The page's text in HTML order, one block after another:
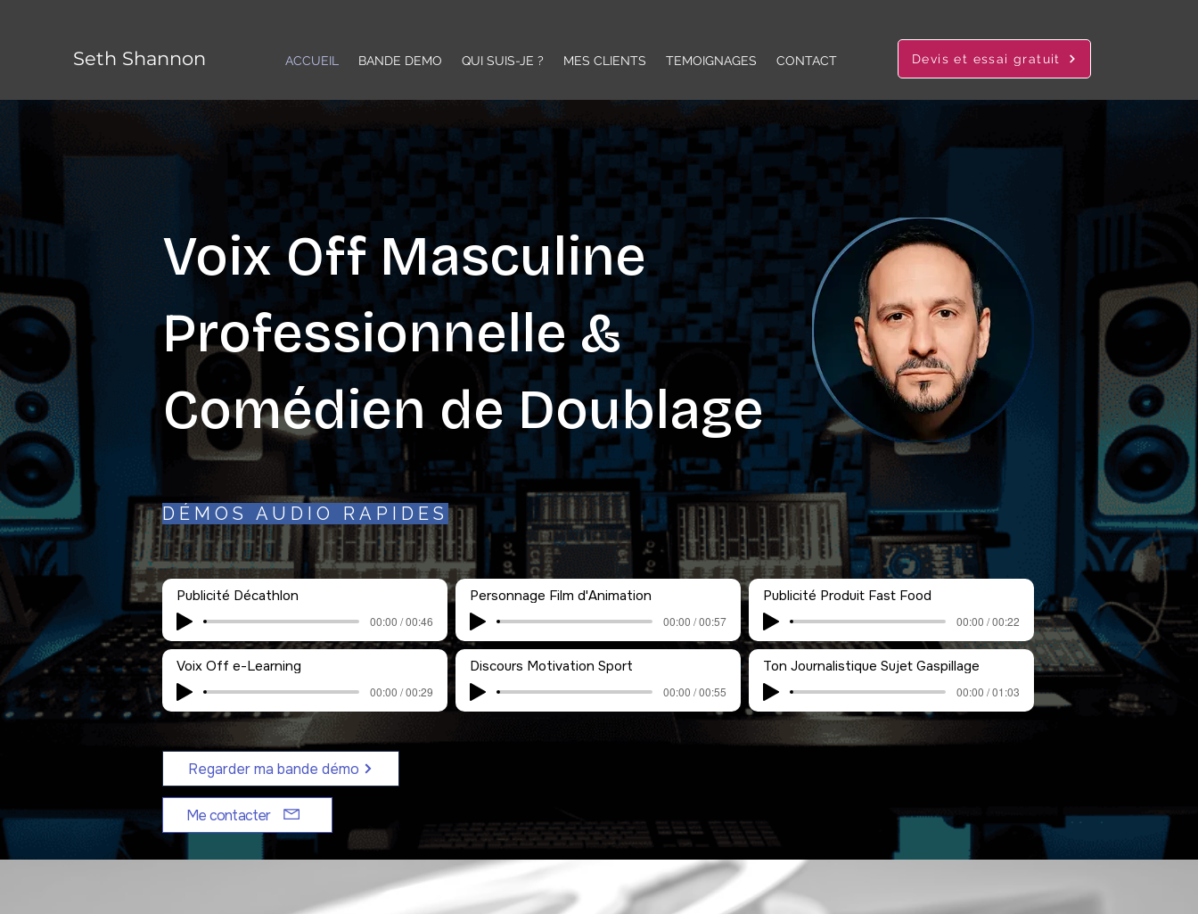
Seth Shannon ACCUEIL BANDE DEMO QUI SUIS-JE ? MES CLIENTS TEMOIGNAGES CONTACT Devis et essai gratuit
Voix Off Masculine
Professionnelle &
Comédien de Doublage
DÉMOS AUDIO RAPIDES
Publicité Décathlon
00:00 / 00:46
Personnage Film d'Animation
00:00 / 00:57
Publicité Produit Fast Food
00:00 / 00:22
Voix Off e-Learning
00:00 / 00:29
Discours Motivation Sport
00:00 / 00:55
Ton Journalistique Sujet Gaspillage
00:00 / 01:03
Regarder ma bande démo
Me contacter